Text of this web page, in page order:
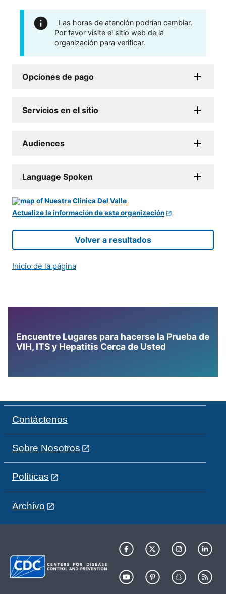
Las horas de atención podrían cambiar.
Por favor visite el sitio web de la
organización para verificar.
Opciones de pago
Servicios en el sitio
Audiences
Language Spoken
Actualize la información de esta organización
Volver a resultados
Inicio de la página
Encuentre Lugares para hacerse la Prueba de
VIH, ITS y Hepatitis Cerca de Usted
Contáctenos
Sobre Nosotros
Políticas
Archivo